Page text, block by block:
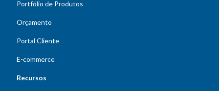
Portfólio de Produtos
Orçamento
Portal Cliente
E-commerce
Recursos